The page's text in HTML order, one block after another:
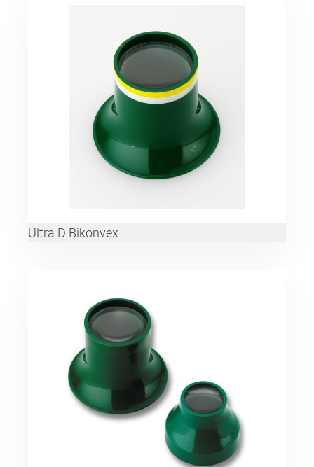
Ultra D Bikonvex